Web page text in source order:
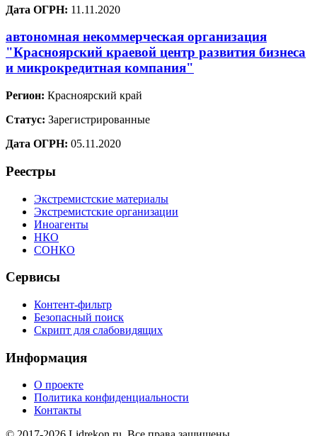
Дата ОГРН: 11.11.2020
автономная некоммерческая организация
"Красноярский краевой центр развития бизнеса
и микрокредитная компания"
Регион: Красноярский край
Статус: Зарегистрированные
Дата ОГРН: 05.11.2020
Реестры
Экстремистские материалы
Экстремистские организации
Иноагенты
НКО
СОНКО
Сервисы
Контент-фильтр
Безопасный поиск
Скрипт для слабовидящих
Информация
О проекте
Политика конфиденциальности
Контакты